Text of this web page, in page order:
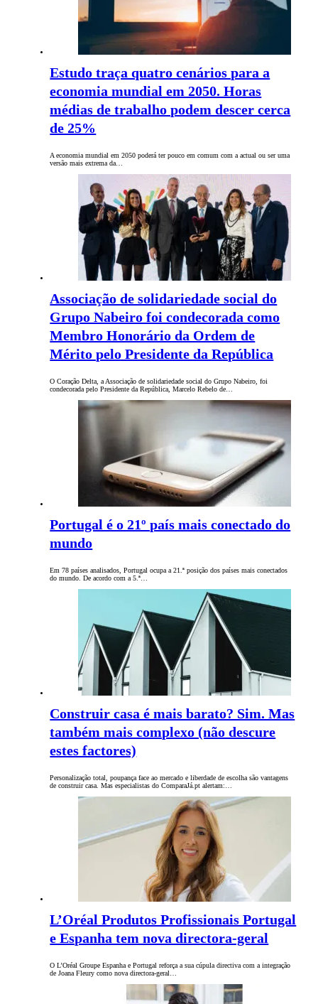
Estudo traça quatro cenários para a
economia mundial em 2050. Horas
médias de trabalho podem descer cerca
de 25%
A economia mundial em 2050 poderá ter pouco em comum com a actual ou ser uma
versão mais extrema da…
Associação de solidariedade social do
Grupo Nabeiro foi condecorada como
Membro Honorário da Ordem de
Mérito pelo Presidente da República
O Coração Delta, a Associação de solidariedade social do Grupo Nabeiro, foi
condecorada pelo Presidente da República, Marcelo Rebelo de…
Portugal é o 21º país mais conectado do
mundo
Em 78 países analisados, Portugal ocupa a 21.ª posição dos países mais conectados
do mundo. De acordo com a 5.ª…
Construir casa é mais barato? Sim. Mas
também mais complexo (não descure
estes factores)
Personalização total, poupança face ao mercado e liberdade de escolha são vantagens
de construir casa. Mas especialistas do ComparaJá.pt alertam:…
L’Oréal Produtos Profissionais Portugal
e Espanha tem nova directora-geral
O L’Oréal Groupe Espanha e Portugal reforça a sua cúpula directiva com a integração
de Joana Fleury como nova directora-geral…